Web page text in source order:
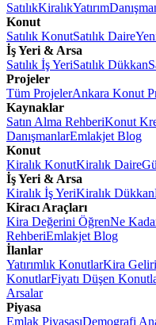
SatılıkKiralıkYatırım
Konut
Satılık KonutSatılık Daire
İş Yeri & Arsa
Satılık İş YeriSatılık Dükkan
Projeler
Tüm ProjelerAnkara Konut
Kaynaklar
Satın Alma RehberiKonut
DanışmanlarEmlakjet Blog
Konut
Kiralık KonutKiralık Daire
İş Yeri & Arsa
Kiralık İş YeriKiralık Dükkan
Kiracı Araçları
Kira Değerini ÖğrenNe
RehberiEmlakjet Blog
İlanlar
Yatırımlık KonutlarKira
KonutlarFiyatı Düşen
Arsalar
Piyasa
Emlak PiyasasıDemografi